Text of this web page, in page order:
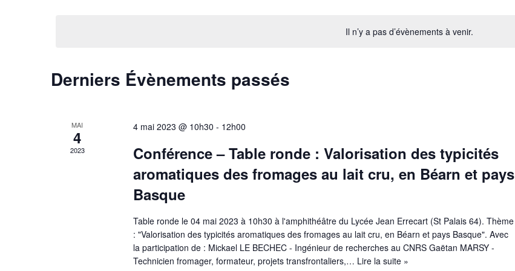
Il n’y a pas d’évènements à venir.
Derniers Évènements passés
MAI
4
2023
4 mai 2023 @ 10h30 - 12h00
Conférence – Table ronde : Valorisation des typicités
aromatiques des fromages au lait cru, en Béarn et pays
Basque
Table ronde le 04 mai 2023 à 10h30 à l'amphithéâtre du Lycée Jean Errecart (St Palais 64). Thème
: "Valorisation des typicités aromatiques des fromages au lait cru, en Béarn et pays Basque". Avec
la participation de : Mickael LE BECHEC - Ingénieur de recherches au CNRS Gaëtan MARSY -
Technicien fromager, formateur, projets transfrontaliers,… Lire la suite »